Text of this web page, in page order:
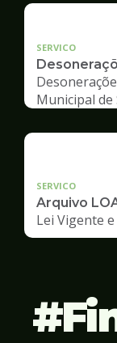
SERVICO
Municipal de
SERVICO
Arquivo
Lei Vigente